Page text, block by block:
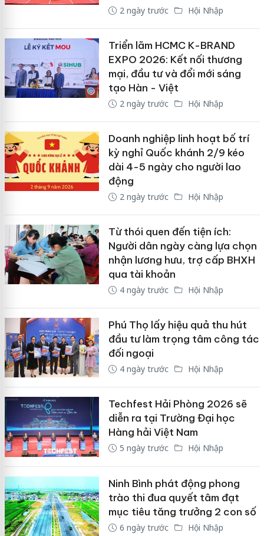
2 ngày trước Hội Nhập
Triển lãm HCMC K-BRAND
EXPO 2026: Kết nối thương
mại, đầu tư và đổi mới sáng
tạo Hàn - Việt
2 ngày trước Hội Nhập
Doanh nghiệp linh hoạt bố trí
kỳ nghỉ Quốc khánh 2/9 kéo
dài 4-5 ngày cho người lao
động
2 ngày trước Hội Nhập
Từ thói quen đến tiện ích:
Người dân ngày càng lựa chọn
nhận lương hưu, trợ cấp BHXH
qua tài khoản
4 ngày trước Hội Nhập
Phú Thọ lấy hiệu quả thu hút
đầu tư làm trọng tâm công tác
đối ngoại
4 ngày trước Hội Nhập
Techfest Hải Phòng 2026 sẽ
diễn ra tại Trường Đại học
Hàng hải Việt Nam
5 ngày trước Hội Nhập
Ninh Bình phát động phong
trào thi đua quyết tâm đạt
mục tiêu tăng trưởng 2 con số
6 ngày trước Hội Nhập